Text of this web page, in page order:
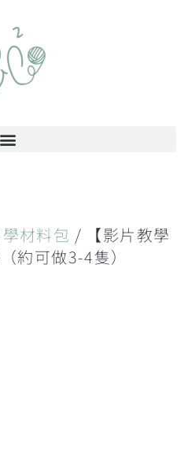
學材料包 / 【影片教學
約可做3-4隻）